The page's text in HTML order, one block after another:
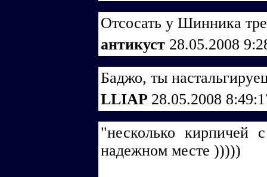
Отсосать у Шинника
антикуст 28.05.2008
Баджо, ты
LLIAP 28.05.2008
"несколько
надежном месте )))))